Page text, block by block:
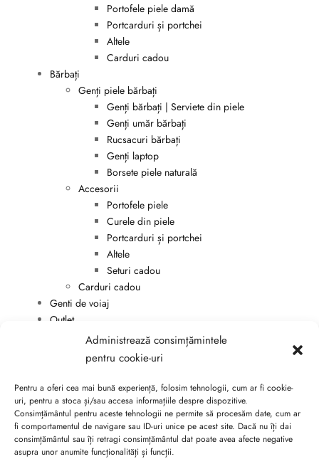
Administrează consimțămintele
pentru cookie-uri
Pentru a oferi cea mai bună experiență, folosim tehnologii, cum ar fi cookie-
uri, pentru a stoca și/sau accesa informațiile despre dispozitive.
Consimțământul pentru aceste tehnologii ne permite să procesăm date, cum ar
fi comportamentul de navigare sau ID-uri unice pe acest site. Dacă nu îți dai
consimțământul sau îți retragi consimțământul dat poate avea afecte negative
asupra unor anumite funcționalități și funcții.
Portofele piele damă
Portcarduri și portchei
Altele
Carduri cadou
Bărbați
Genți piele bărbați
Genți bărbați | Serviete din piele
Genți umăr bărbați
Rucsacuri bărbați
Genți laptop
Borsete piele naturală
Accesorii
Portofele piele
Curele din piele
Portcarduri și portchei
Altele
Seturi cadou
Carduri cadou
Genti de voiaj
Outlet
Genți piele reduceri
Genti ieftine din piele naturala
Ripani
Cromia
Piquadro
Nannini
The Bridge